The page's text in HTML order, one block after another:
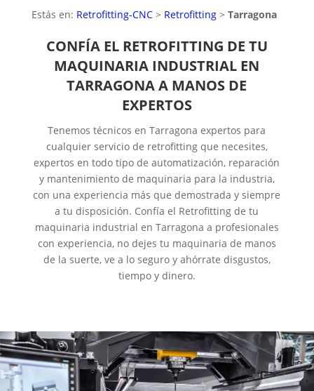
Estás en: Retrofitting-CNC> Retrofitting> Tarragona
CONFÍA EL RETROFITTING DE TU
MAQUINARIA INDUSTRIAL EN
TARRAGONA A MANOS DE
EXPERTOS
Tenemos técnicos en Tarragona expertos para
cualquier servicio de retrofitting que necesites,
expertos en todo tipo de automatización, reparación
y mantenimiento de maquinaria para la industria,
con una experiencia más que demostrada y siempre
a tu disposición. Confía el Retrofitting de tu
maquinaria industrial en Tarragona a profesionales
con experiencia, no dejes tu maquinaria de manos
de la suerte, ve a lo seguro y ahórrate disgustos,
tiempo y dinero.